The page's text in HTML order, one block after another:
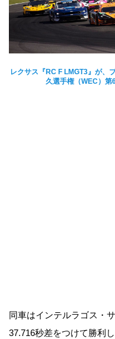
レクサス『RC F LMGT3』が、
久選手権（WEC）第
同車はインテルラゴス・
37.716秒差をつけて勝利